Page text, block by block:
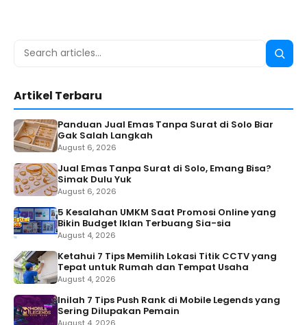
Search
Search
Artikel Terbaru
Panduan Jual Emas Tanpa Surat di Solo Biar
Gak Salah Langkah
August 6, 2026
Jual Emas Tanpa Surat di Solo, Emang Bisa?
Simak Dulu Yuk
August 6, 2026
5 Kesalahan UMKM Saat Promosi Online yang
Bikin Budget Iklan Terbuang Sia-sia
August 4, 2026
Ketahui 7 Tips Memilih Lokasi Titik CCTV yang
Tepat untuk Rumah dan Tempat Usaha
August 4, 2026
Inilah 7 Tips Push Rank di Mobile Legends yang
Sering Dilupakan Pemain